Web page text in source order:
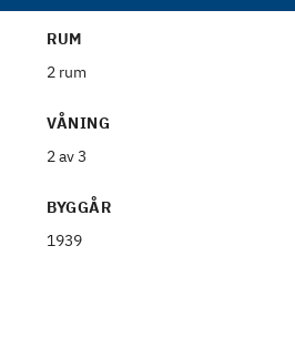
RUM
2 rum
VÅNING
2 av 3
BYGGÅR
1939